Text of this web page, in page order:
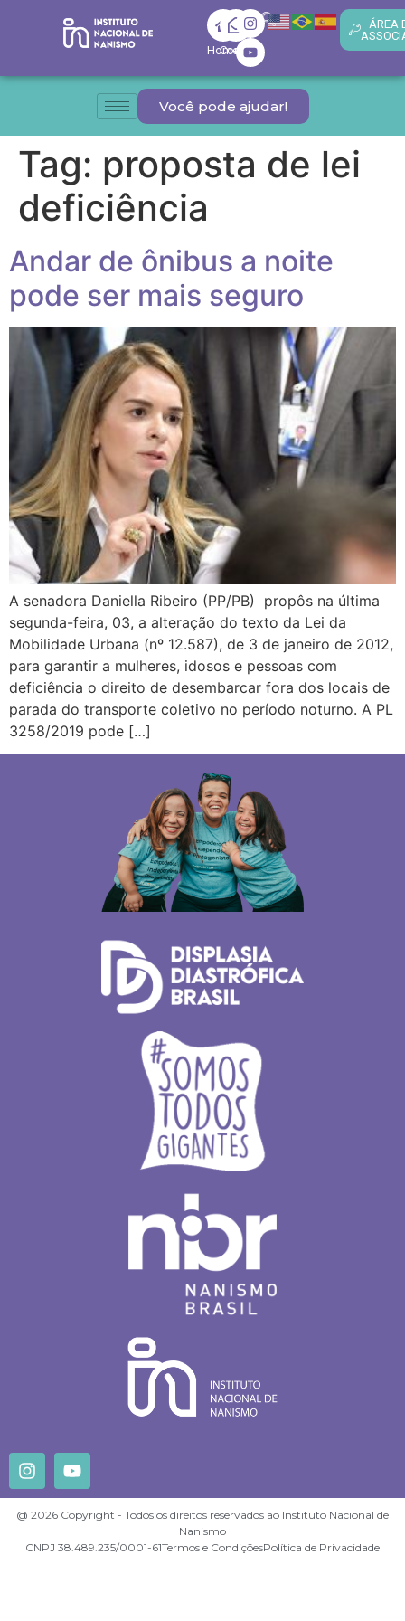
Home
Contato
ÁREA
Você pode ajudar!
Tag: proposta de lei
deficiência
Andar de ônibus a noite
pode ser mais seguro
A senadora Daniella Ribeiro (PP/PB) propôs na última
segunda-feira, 03, a alteração do texto da Lei da
Mobilidade Urbana (nº 12.587), de 3 de janeiro de 2012,
para garantir a mulheres, idosos e pessoas com
deficiência o direito de desembarcar fora dos locais de
parada do transporte coletivo no período noturno. A PL
3258/2019 pode […]
@ 2026 Copyright - Todos os direitos reservados ao Instituto Nacional de
Nanismo
CNPJ 38.489.235/0001-61Termos e CondiçõesPolítica de Privacidade